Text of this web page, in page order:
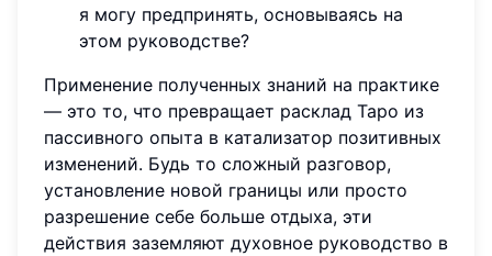
я могу предпринять, основываясь на
этом руководстве?
Применение полученных знаний на практике
— это то, что превращает расклад Таро из
пассивного опыта в катализатор позитивных
изменений. Будь то сложный разговор,
установление новой границы или просто
разрешение себе больше отдыха, эти
действия заземляют духовное руководство в